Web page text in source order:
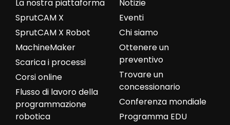
Notizie
Eventi
Chi siamo
Ottenere un
preventivo
Trovare un
concessionario
Conferenza mondiale
Programma EDU
La nostra piattaforma
SprutCAM X
SprutCAM X Robot
MachineMaker
Scarica i processi
Corsi online
Flusso di lavoro della
programmazione
robotica